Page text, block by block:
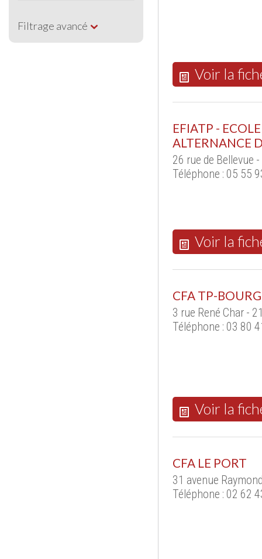
Filtrage avancé
Voir la
EFIATP -
ALTERNANCE
26 rue de Bellevue
Téléphone : 05 55
Voir la
CFA TP-
3 rue René Char -
Téléphone : 03 80
Voir la
CFA LE PORT
31 avenue
Téléphone : 02 62